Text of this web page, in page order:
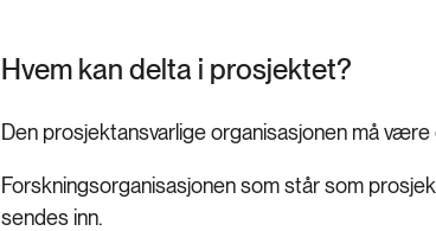
Hvem kan delta i prosjektet?
Den prosjektansvarlige organisasjonen må
Forskningsorganisasjonen som står som
sendes inn.